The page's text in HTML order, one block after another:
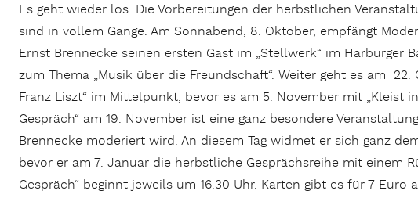
Es geht wieder los. Die Vorbereitungen der herbstlichen
sind in vollem Gange. Am Sonnabend, 8. Oktober, empfängt
Ernst Brennecke seinen ersten Gast im „Stellwerk“ im Harburger
zum Thema „Musik über die Freundschaft“. Weiter geht es am 22.
Franz Liszt“ im Mittelpunkt, bevor es am 5. November mit „Kleist
Gespräch“ am 19. November ist eine ganz besondere
Brennecke moderiert wird. An diesem Tag widmet er sich ganz
bevor er am 7. Januar die herbstliche Gesprächsreihe mit einem
Gespräch“ beginnt jeweils um 16.30 Uhr. Karten gibt es für 7 Euro
Harburg“